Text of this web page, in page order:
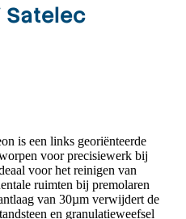
Satelec
is een links georiënteerde
voor precisiewerk bij
voor het reinigen van
ruimten bij premolaren
van 30µm verwijdert de
en granulatieweefsel